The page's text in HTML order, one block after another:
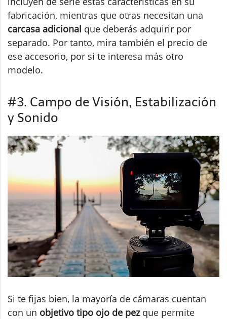
fabricación, mientras que otras necesitan una
carcasa adicional que deberás adquirir por
separado. Por tanto, mira también el precio de
ese accesorio, por si te interesa más otro
modelo.
#3. Campo de Visión, Estabilización
y Sonido
Si te fijas bien, la mayoría de cámaras cuentan
con un objetivo tipo ojo de pezque permite